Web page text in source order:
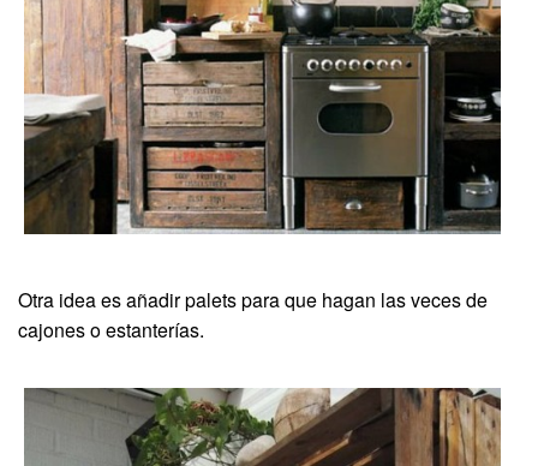
Otra idea es añadir palets para que hagan las veces de
cajones o estanterías.